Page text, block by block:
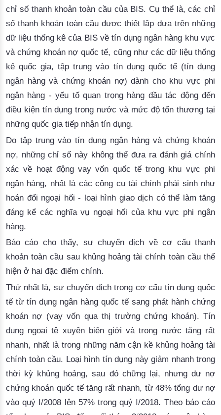
chỉ số thanh khoản toàn cầu của BIS. Cụ thể là, các chỉ
số thanh khoản toàn cầu được thiết lập dựa trên những
dữ liệu thống kê của BIS về tín dụng ngân hàng khu vực
và chứng khoán nợ quốc tế, cũng như các dữ liệu thống
kê quốc gia, tập trung vào tín dụng quốc tế (tín dụng
ngân hàng và chứng khoán nợ) dành cho khu vực phi
ngân hàng - yếu tố quan trọng hàng đầu tác động đến
điều kiện tín dụng trong nước và mức độ tổn thương tại
những quốc gia tiếp nhận tín dụng.
Do tập trung vào tín dụng ngân hàng và chứng khoán
nợ, những chỉ số này không thể đưa ra đánh giá chính
xác về hoạt động vay vốn quốc tế trong khu vực phi
ngân hàng, nhất là các công cụ tài chính phái sinh như
hoán đổi ngoại hối - loại hình giao dịch có thể làm tăng
đáng kể các nghĩa vụ ngoại hối của khu vực phi ngân
hàng.
Báo cáo cho thấy, sự chuyển dịch về cơ cấu thanh
khoản toàn cầu sau khủng hoảng tài chính toàn cầu thể
hiện ở hai đặc điểm chính.
Thứ nhất là, sự chuyển dịch trong cơ cấu tín dụng quốc
tế từ tín dụng ngân hàng quốc tế sang phát hành chứng
khoán nợ (vay vốn qua thị trường chứng khoán). Tín
dụng ngoại tệ xuyên biên giới và trong nước tăng rất
nhanh, nhất là trong những năm cận kề khủng hoảng tài
chính toàn cầu. Loại hình tín dụng này giảm nhanh trong
thời kỳ khủng hoảng, sau đó chững lại, nhưng dư nợ
chứng khoán quốc tế tăng rất nhanh, từ 48% tổng dư nợ
vào quý I/2008 lên 57% trong quý I/2018. Theo báo cáo